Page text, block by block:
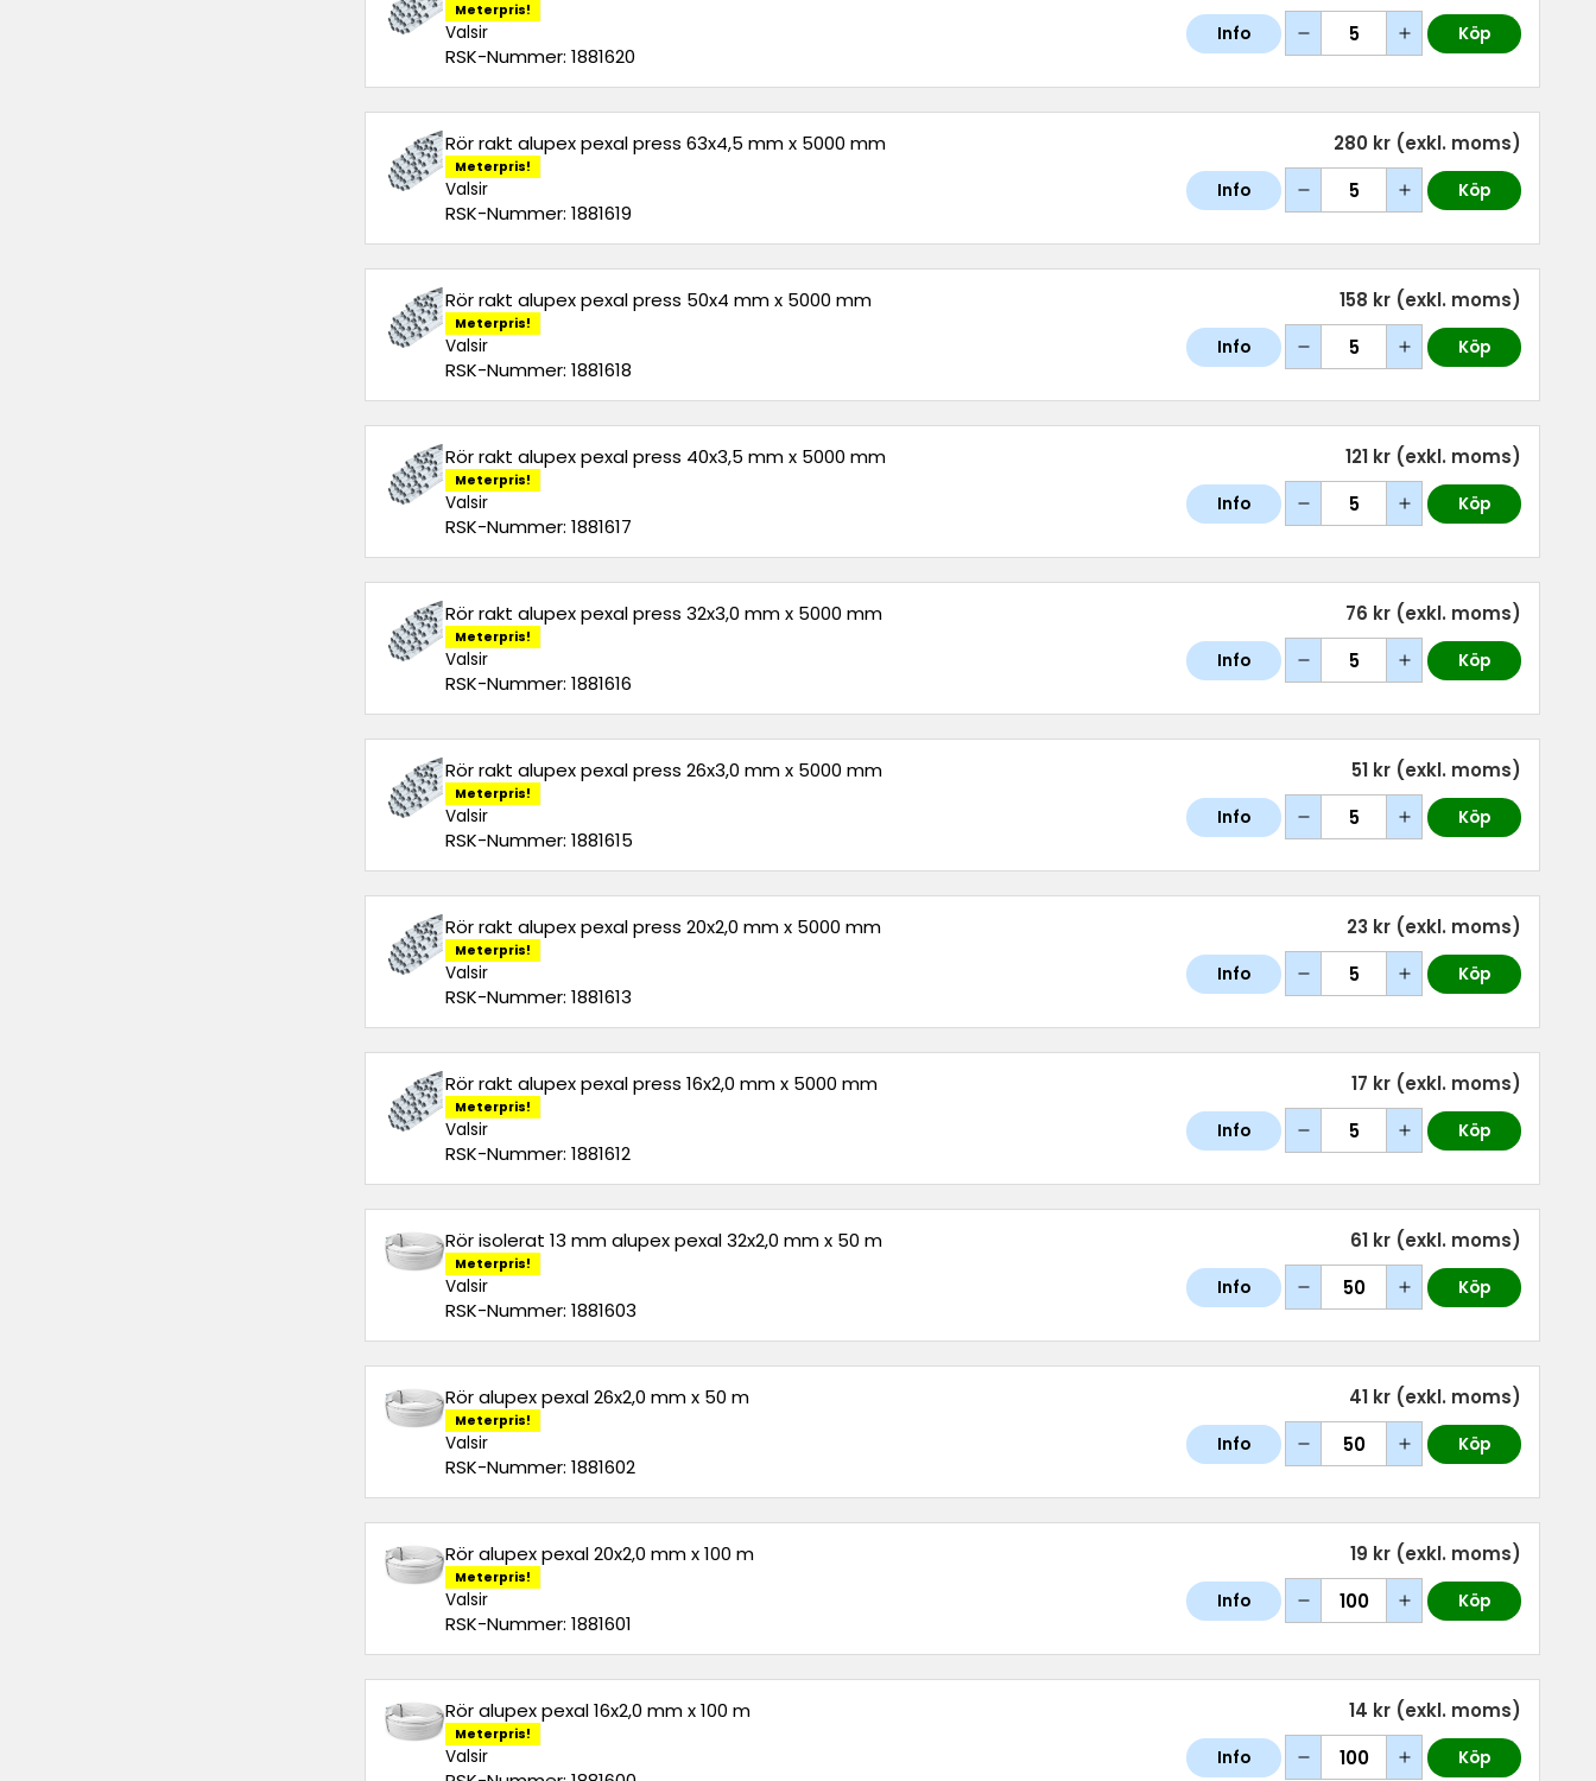
Meterpris!
Valsir
RSK-Nummer: 1881620
Info Köp
Rör rakt alupex pexal press 63x4,5 mm x 5000 mm
Meterpris!
Valsir
RSK-Nummer: 1881619
280 kr (exkl. moms)
Info Köp
Rör rakt alupex pexal press 50x4 mm x 5000 mm
Meterpris!
Valsir
RSK-Nummer: 1881618
158 kr (exkl. moms)
Info Köp
Rör rakt alupex pexal press 40x3,5 mm x 5000 mm
Meterpris!
Valsir
RSK-Nummer: 1881617
121 kr (exkl. moms)
Info Köp
Rör rakt alupex pexal press 32x3,0 mm x 5000 mm
Meterpris!
Valsir
RSK-Nummer: 1881616
76 kr (exkl. moms)
Info Köp
Rör rakt alupex pexal press 26x3,0 mm x 5000 mm
Meterpris!
Valsir
RSK-Nummer: 1881615
51 kr (exkl. moms)
Info Köp
Rör rakt alupex pexal press 20x2,0 mm x 5000 mm
Meterpris!
Valsir
RSK-Nummer: 1881613
23 kr (exkl. moms)
Info Köp
Rör rakt alupex pexal press 16x2,0 mm x 5000 mm
Meterpris!
Valsir
RSK-Nummer: 1881612
17 kr (exkl. moms)
Info Köp
Rör isolerat 13 mm alupex pexal 32x2,0 mm x 50 m
Meterpris!
Valsir
RSK-Nummer: 1881603
61 kr (exkl. moms)
Info Köp
Rör alupex pexal 26x2,0 mm x 50 m
Meterpris!
Valsir
RSK-Nummer: 1881602
41 kr (exkl. moms)
Info Köp
Rör alupex pexal 20x2,0 mm x 100 m
Meterpris!
Valsir
RSK-Nummer: 1881601
19 kr (exkl. moms)
Info Köp
Rör alupex pexal 16x2,0 mm x 100 m
Meterpris!
Valsir
14 kr (exkl. moms)
Info Köp